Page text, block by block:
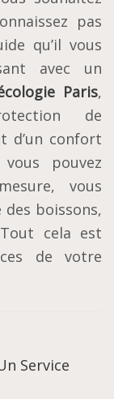
pas
qu’il vous
avec un
Paris,
de
d’un confort
pouvez
vous
boissons,
cela est
de votre
Service